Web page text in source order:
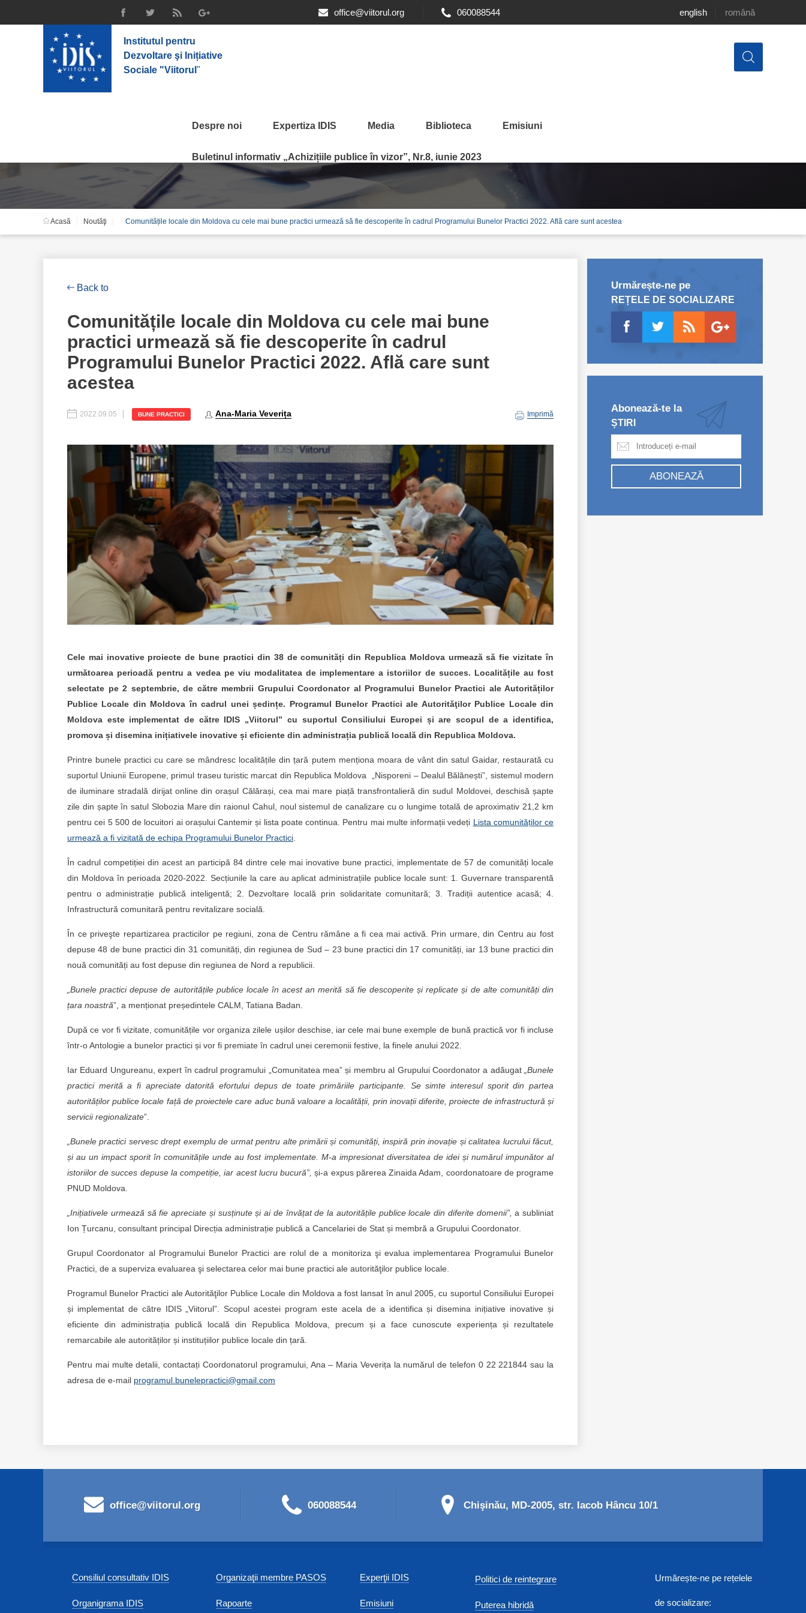
office@viitorul.org 060088544 english română
Institutul pentru
Dezvoltare şi Inițiative
Sociale "Viitorul "
Despre noi Expertiza IDIS Media Biblioteca Emisiuni
Buletinul informativ „Achizițiile publice în vizor”, Nr.8, iunie 2023
Acasă Noutăţi Comunitățile locale din Moldova cu cele mai bune practici urmează să fie descoperite în cadrul Programului Bunelor Practici 2022. Află care sunt acestea
Back to
Comunitățile locale din Moldova cu cele mai bune
practici urmează să fie descoperite în cadrul
Programului Bunelor Practici 2022. Află care sunt
acestea
2022.09.05 BUNE PRACTICI Ana-Maria Veverița Imprimă
Cele mai inovative proiecte de bune practici din 38 de comunități din Republica Moldova urmează să fie vizitate în
următoarea perioadă pentru a vedea pe viu modalitatea de implementare a istoriilor de succes. Localitățile au fost
selectate pe 2 septembrie, de către membrii Grupului Coordonator al Programului Bunelor Practici ale Autorităților
Publice Locale din Moldova în cadrul unei ședințe. Programul Bunelor Practici ale Autorităţilor Publice Locale din
Moldova este implementat de către IDIS „Viitorul” cu suportul Consiliului Europei și are scopul de a identifica,
promova și disemina inițiativele inovative și eficiente din administrația publică locală din Republica Moldova.
Printre bunele practici cu care se mândresc localitățile din țară putem menționa moara de vânt din satul Gaidar, restaurată cu
suportul Uniunii Europene, primul traseu turistic marcat din Republica Moldova „Nisporeni – Dealul Bălănești”, sistemul modern
de iluminare stradală dirijat online din orașul Călărași, cea mai mare piață transfrontalieră din sudul Moldovei, deschisă șapte
zile din șapte în satul Slobozia Mare din raionul Cahul, noul sistemul de canalizare cu o lungime totală de aproximativ 21,2 km
pentru cei 5 500 de locuitori ai orașului Cantemir și lista poate continua. Pentru mai multe informații vedeți Lista comunităților ce
urmează a fi vizitată de echipa Programului Bunelor Practici
În cadrul competiției din acest an participă 84 dintre cele mai inovative bune practici, implementate de 57 de comunități locale
din Moldova în perioada 2020-2022. Secțiunile la care au aplicat administrațiile publice locale sunt: 1. Guvernare transparentă
pentru o administrație publică inteligentă; 2. Dezvoltare locală prin solidaritate comunitară; 3. Tradiții autentice acasă; 4.
Infrastructură comunitară pentru revitalizare socială.
În ce priveşte repartizarea practicilor pe regiuni, zona de Centru rămâne a fi cea mai activă. Prin urmare, din Centru au fost
depuse 48 de bune practici din 31 comunități, din regiunea de Sud – 23 bune practici din 17 comunități, iar 13 bune practici din
nouă comunități au fost depuse din regiunea de Nord a republicii.
„Bunele practici depuse de autoritățile publice locale în acest an merită să fie descoperite și replicate și de alte comunități din
țara noastră”, a menționat președintele CALM, Tatiana Badan.
După ce vor fi vizitate, comunitățile vor organiza zilele ușilor deschise, iar cele mai bune exemple de bună practică vor fi incluse
într-o Antologie a bunelor practici și vor fi premiate în cadrul unei ceremonii festive, la finele anului 2022.
Iar Eduard Ungureanu, expert în cadrul programului „Comunitatea mea” și membru al Grupului Coordonator a adăugat „Bunele
practici merită a fi apreciate datorită efortului depus de toate primăriile participante. Se simte interesul sporit din partea
autorităților publice locale față de proiectele care aduc bună valoare a localității, prin inovații diferite, proiecte de infrastructură și
servicii regionalizate”.
„Bunele practici servesc drept exemplu de urmat pentru alte primării și comunități, inspiră prin inovație și calitatea lucrului făcut,
și au un impact sporit în comunitățile unde au fost implementate. M-a impresionat diversitatea de idei și numărul impunător al
istoriilor de succes depuse la competiție, iar acest lucru bucură”, și-a expus părerea Zinaida Adam, coordonatoare de programe
PNUD Moldova.
„Inițiativele urmează să fie apreciate și susținute și ai de învățat de la autoritățile publice locale din diferite domenii”, a subliniat
Ion Țurcanu, consultant principal Direcția administrație publică a Cancelariei de Stat și membră a Grupului Coordonator.
Grupul Coordonator al Programului Bunelor Practici are rolul de a monitoriza şi evalua implementarea Programului Bunelor
Practici, de a superviza evaluarea şi selectarea celor mai bune practici ale autorităţilor publice locale.
Programul Bunelor Practici ale Autorităţilor Publice Locale din Moldova a fost lansat în anul 2005, cu suportul Consiliului Europei
și implementat de către IDIS „Viitorul”. Scopul acestei program este acela de a identifica și disemina inițiative inovative și
eficiente din administrația publică locală din Republica Moldova, precum și a face cunoscute experiența și rezultatele
remarcabile ale autorităților și instituțiilor publice locale din țară.
Pentru mai multe detalii, contactați Coordonatorul programului, Ana – Maria Veverița la numărul de telefon 0 22 221844 sau la
adresa de e-mail programul.bunelepractici@gmail.com
Urmărește-ne pe
REȚELE DE SOCIALIZARE
Abonează-te la
ȘTIRI
ABONEAZĂ
office@viitorul.org 060088544 Chişinău, MD-2005, str. Iacob Hâncu 10/1
Consiliul consultativ IDIS
Organigrama IDIS
Organizaţii membre PASOS
Rapoarte
Experţii IDIS
Emisiuni
Politici de reintegrare
Puterea hibridă
Urmărește-ne pe rețelele
de socializare: